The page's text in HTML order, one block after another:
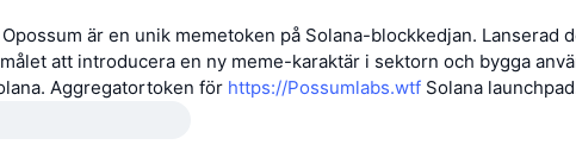
är en unik memetoken på Solana-blockkedjan. Lanserad
att introducera en ny meme-karaktär i sektorn och bygga
Aggregatortoken för https://Possumlabs.wtf Solana